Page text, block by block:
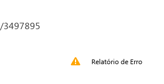
3497895
Relatório de Erro